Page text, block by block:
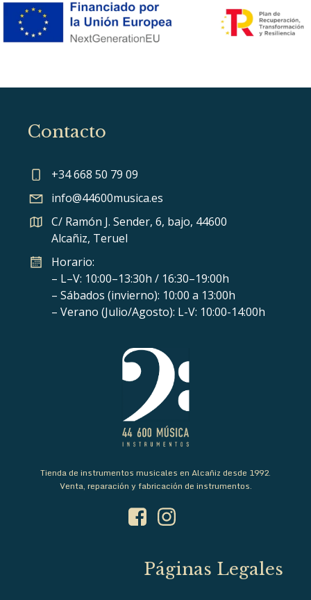
Contacto
+34 668 50 79 09
info@44600musica.es
C/ Ramón J. Sender, 6, bajo, 44600
Alcañiz, Teruel
Horario:
– L–V: 10:00–13:30h / 16:30–19:00h
– Sábados (invierno): 10:00 a 13:00h
– Verano (Julio/Agosto): L-V: 10:00-14:00h
Tienda de instrumentos musicales en Alcañiz desde 1992.
Venta, reparación y fabricación de instrumentos.
Páginas Legales